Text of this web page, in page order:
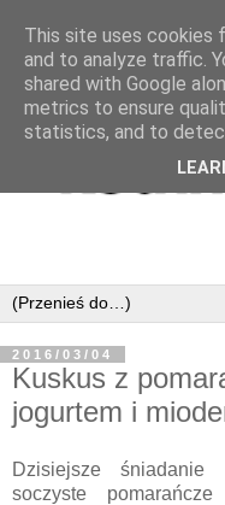
2016/03/04
Kuskus z
jogurtem i
Dzisiejsze śniadanie
soczyste
This site uses cookies
and to analyze traffic.
shared with Google
metrics to ensure
statistics, and to